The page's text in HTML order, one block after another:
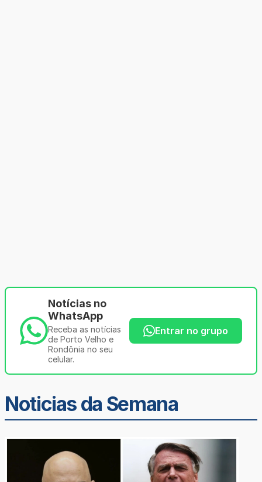
Notícias no
WhatsApp
Receba as notícias
de Porto Velho e
Rondônia no seu
celular.
Entrar no grupo
Noticias da Semana